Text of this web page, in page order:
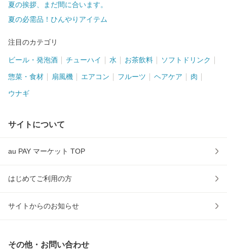
夏の挨拶、まだ間に合います。
夏の必需品！ひんやりアイテム
注目のカテゴリ
ビール・発泡酒 チューハイ 水 お茶飲料 ソフトドリンク
惣菜・食材 扇風機 エアコン フルーツ ヘアケア 肉
ウナギ
サイトについて
au PAY マーケット TOP
はじめてご利用の方
サイトからのお知らせ
その他・お問い合わせ